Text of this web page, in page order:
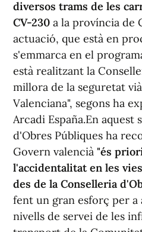
diversos trams de les
CV-230 a la província de
actuació, que està en
s'emmarca en el
està realitzant la
millora de la seguretat
Valenciana", segons ha
Arcadi España.En
d'Obres Públiques ha
Govern valencià "és
l'accidentalitat en les
des de la Conselleria
fent un gran esforç per a
nivells de servei de les